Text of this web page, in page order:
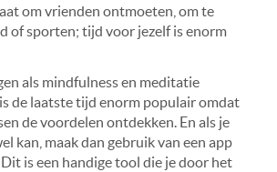
om vrienden ontmoeten, om te
of sporten; tijd voor jezelf is enorm
als mindfulness en meditatie
de laatste tijd enorm populair omdat
de voordelen ontdekken. En als je
kan, maak dan gebruik van een app
is een handige tool die je door het